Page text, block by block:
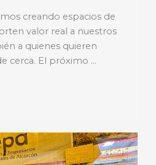
creando espacios de
valor real a nuestros
a quienes quieren
cerca. El próximo ...